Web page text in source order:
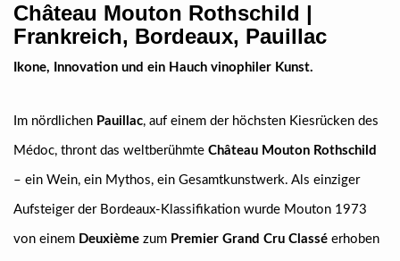
Château Mouton Rothschild |
Frankreich, Bordeaux, Pauillac
Ikone, Innovation und ein Hauch vinophiler Kunst.
Im nördlichen Pauillac, auf einem der höchsten Kiesrücken des
Médoc, thront das weltberühmte Château Mouton Rothschild
– ein Wein, ein Mythos, ein Gesamtkunstwerk. Als einziger
Aufsteiger der Bordeaux-Klassifikation wurde Mouton 1973
von einem Deuxième zum Premier Grand Cru Classé erhoben